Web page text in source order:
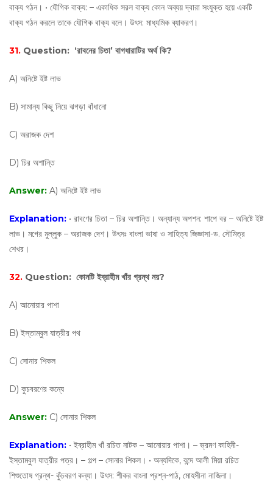
বাক্য গঠন। • যৌগিক বাক্য: – একাধিক সরল বাক্য কোন অব্যয় দ্বারা সংযুক্ত হয়ে একটি
বাক্য গঠন করলে তাকে যৌগিক বাক্য বলে। উৎস: মাধ্যমিক ব্যাকরণ।
31. Question: ‘রাবনের চিতা’ বাগধারাটির অর্থ কি?
A) অনিষ্টে ইষ্ট লাভ
B) সামান্য কিছু নিয়ে ঝগড়া বাঁধানো
C) অরাজক দেশ
D) চির অশান্তি
Answer: A) অনিষ্টে ইষ্ট লাভ
Explanation: • রাবণের চিতা – চির অশান্তি। অন্যান্য অপশন: শাপে বর – অনিষ্টে ইষ্ট
লাভ। মগের মুল্লুক – অরাজক দেশ। উৎসঃ বাংলা ভাষা ও সাহিত্য জিজ্ঞাসা-ড. সৌমিত্র
শেখর।
32. Question: কোনটি ইব্রাহীম খাঁর গ্রন্থ নয়?
A) আনোয়ার পাশা
B) ইস্তাম্বুল যাত্রীর পথ
C) সোনার শিকল
D) কুচবরণের কন্যে
Answer: C) সোনার শিকল
Explanation: • ইব্রাহীম খাঁ রচিত নাটক – আনোয়ার পাশা। – ভ্রমণ কাহিনী-
ইস্তাম্বুল যাত্রীর পত্র। – গল্প – সোনার শিকল। • অন্যদিকে, বন্দে আলী মিয়া রচিত
শিশুতোষ গ্রন্থ- কুঁচবরণ কন্যা। উৎস: শীকর বাংলা প্রশ্ন-পাঠ, মোহসীনা নাজিলা।